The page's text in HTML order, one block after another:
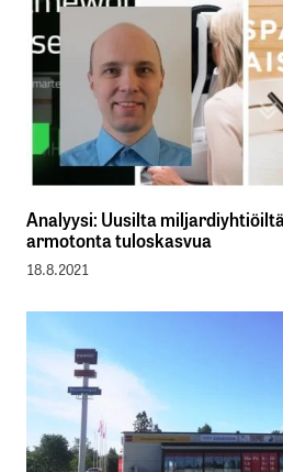
Analyysi: Uusilta
armotonta tuloskasvua
18.8.2021